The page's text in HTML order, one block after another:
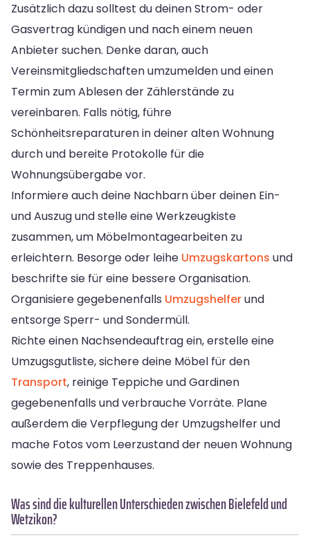
Zusätzlich dazu solltest du deinen Strom- oder
Gasvertrag kündigen und nach einem neuen
Anbieter suchen. Denke daran, auch
Vereinsmitgliedschaften umzumelden und einen
Termin zum Ablesen der Zählerstände zu
vereinbaren. Falls nötig, führe
Schönheitsreparaturen in deiner alten Wohnung
durch und bereite Protokolle für die
Wohnungsübergabe vor.
Informiere auch deine Nachbarn über deinen Ein-
und Auszug und stelle eine Werkzeugkiste
zusammen, um Möbelmontagearbeiten zu
erleichtern. Besorge oder leihe Umzugskartons und
beschrifte sie für eine bessere Organisation.
Organisiere gegebenenfalls Umzugshelferund
entsorge Sperr- und Sondermüll.
Richte einen Nachsendeauftrag ein, erstelle eine
Umzugsgutliste, sichere deine Möbel für den
Transport, reinige Teppiche und Gardinen
gegebenenfalls und verbrauche Vorräte. Plane
außerdem die Verpflegung der Umzugshelfer und
mache Fotos vom Leerzustand der neuen Wohnung
sowie des Treppenhauses.
Was sind die kulturellen Unterschieden zwischen Bielefeld und
Wetzikon?